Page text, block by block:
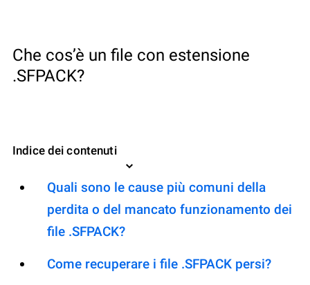
Che cos’è un file con estensione
.SFPACK?
Indice dei contenuti
Quali sono le cause più comuni della
perdita o del mancato funzionamento dei
file .SFPACK?
Come recuperare i file .SFPACK persi?